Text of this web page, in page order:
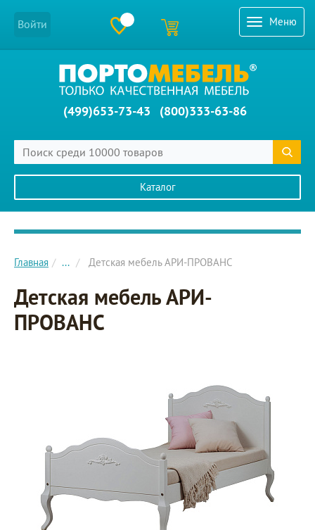
Меню
Войти
(499)653-73-43 (800)333-63-86
Каталог
Главное меню сайта
Главная ... Детская мебель АРИ-ПРОВАНС
Детская мебель АРИ-
ПРОВАНС